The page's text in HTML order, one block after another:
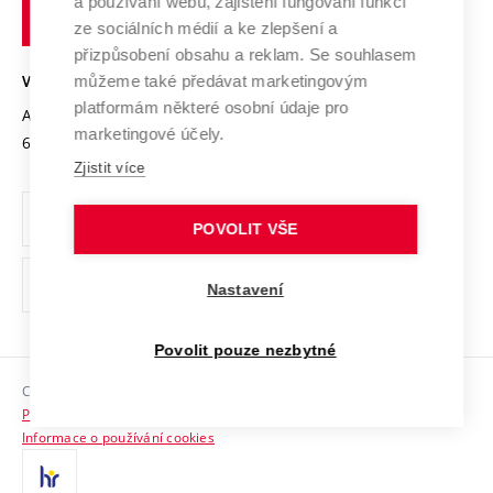
Open Science
Projekty
Projekty ze strukturálních fondů
Specifický výzkum
Mezinárodní dohody
Univerzitní sítě
Podnikavá univerzita / ContriBUTe
Bezpečná univerzita
Vyznamenání
Organizační struktura
Ochrana osobních údajů
odkaz)
Sociální bezpečí
HR Award
technické
Brně
VYSOKÉ UČENÍ TECHNICKÉ V BRNĚ
Antonínská 548/1
602 00 Brno
www.vut.cz
vut@vutbr.cz
Copyright © 2026 VUT
Prohlášení o přístupnosti
Informace o používání cookies
ze sociálních médií a ke zlepšení a
přizpůsobení obsahu a reklam. Se souhlasem
můžeme také předávat marketingovým
platformám některé osobní údaje pro
marketingové účely.
Zjistit více
POVOLIT VŠE
Nastavení
Povolit pouze nezbytné